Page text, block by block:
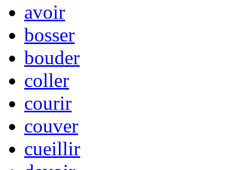
avoir
bosser
bouder
coller
courir
couver
cueillir